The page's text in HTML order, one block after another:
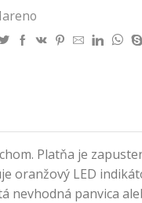
Platňa je
oranžový LED
panvica